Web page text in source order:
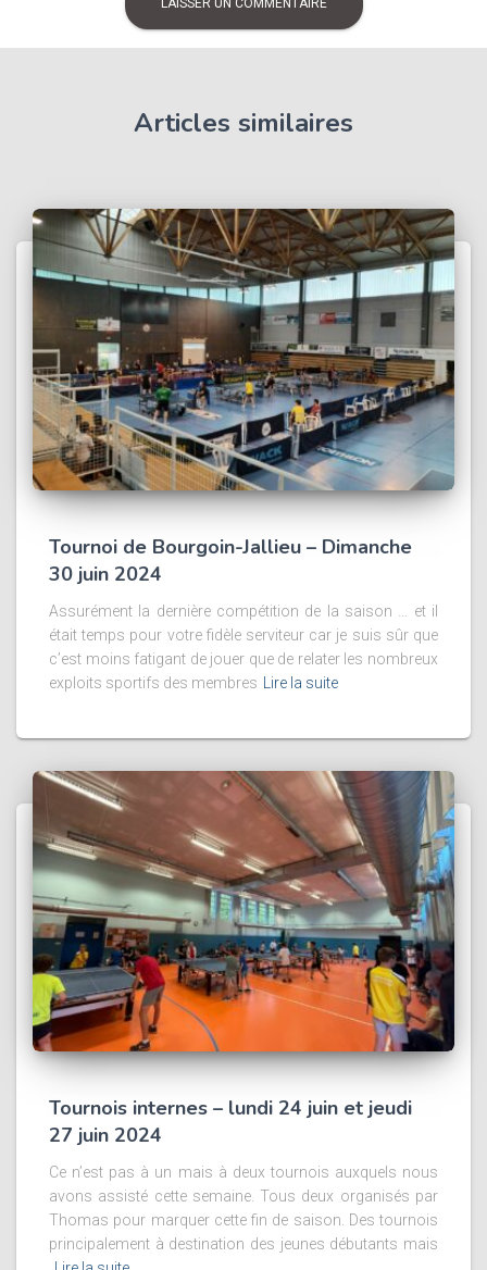
Articles similaires
Tournoi de Bourgoin-Jallieu – Dimanche
30 juin 2024
Assurément la dernière compétition de la saison … et il
était temps pour votre fidèle serviteur car je suis sûr que
c’est moins fatigant de jouer que de relater les nombreux
exploits sportifs des membres
Lire la suite
Tournois internes – lundi 24 juin et jeudi
27 juin 2024
Ce n’est pas à un mais à deux tournois auxquels nous
avons assisté cette semaine. Tous deux organisés par
Thomas pour marquer cette fin de saison. Des tournois
principalement à destination des jeunes débutants mais